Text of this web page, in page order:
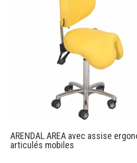
ARENDAL AREA avec assise
articulés mobiles